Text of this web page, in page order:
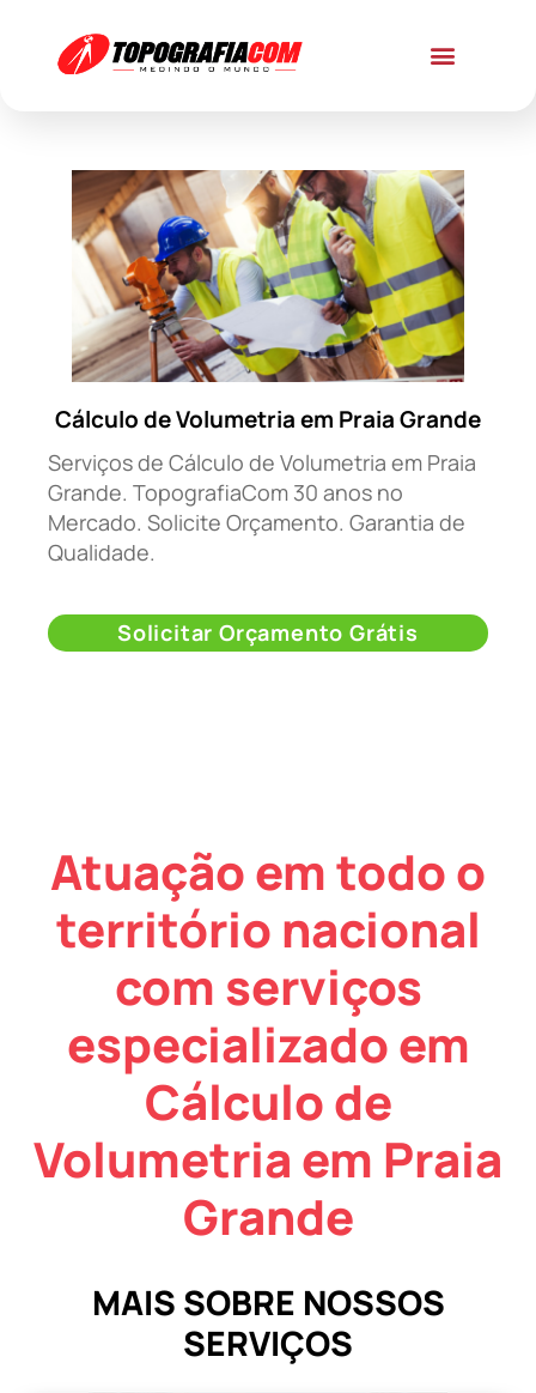
Cálculo de Volumetria em Praia Grande
Serviços de Cálculo de Volumetria em Praia
Grande. TopografiaCom 30 anos no
Mercado. Solicite Orçamento. Garantia de
Qualidade.
Solicitar Orçamento Grátis
Atuação em todo o
território nacional
com serviços
especializado em
Cálculo de
Volumetria em Praia
Grande
MAIS SOBRE NOSSOS
SERVIÇOS